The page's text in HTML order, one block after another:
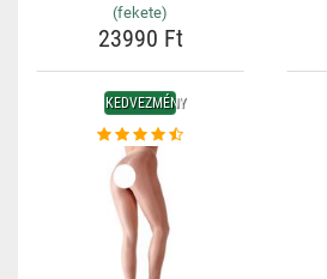
(fekete)
23990 Ft
KEDVEZMÉNY